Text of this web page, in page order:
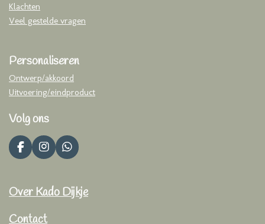
Klachten
Veel gestelde vragen
Personaliseren
Ontwerp/akkoord
Uitvoering/eindproduct
Volg ons
F
a
b
o
I
n
a
r
W
h
s
Over Kado Dijkje
Contact